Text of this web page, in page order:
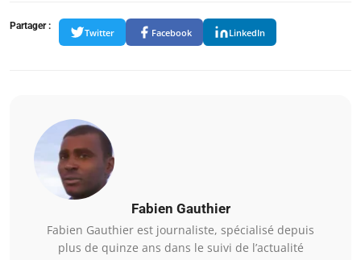
Partager :
Twitter Facebook LinkedIn
Fabien Gauthier
Fabien Gauthier est journaliste, spécialisé depuis
plus de quinze ans dans le suivi de l’actualité